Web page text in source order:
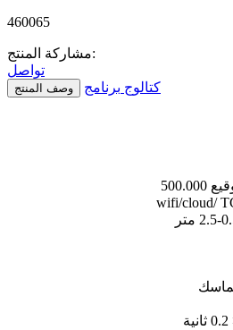
460065
مشاركة المنتج:
تواصل
وصف المنتج كتالوج برنامج